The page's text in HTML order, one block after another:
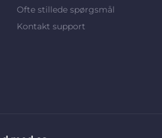
Ofte stillede spørgsmål
Kontakt support